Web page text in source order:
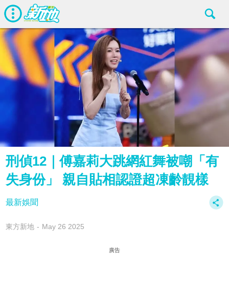
刑偵12｜傅嘉莉大跳網紅舞被嘲「有
失身份」 親自貼相認證超凍齡靚樣
最新娛聞
東方新地 May 26 2025
廣告